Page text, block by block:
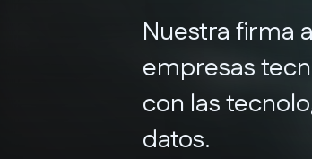
Nuestra firma
empresas
con las
datos.